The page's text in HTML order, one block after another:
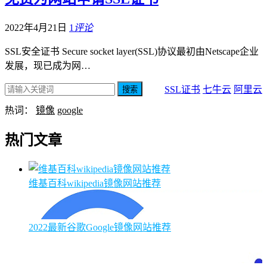
2022年4月21日 1 评论
SSL安全证书 Secure socket layer(SSL)协议最初由Netscape企业
发展，现已成为网…
SSL证书 七牛云 阿里云
搜索
热词： 镜像 google
热门文章
维基百科wikipedia镜像网站推荐
2022最新谷歌Google镜像网站推荐